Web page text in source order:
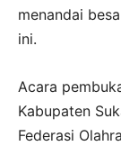
menandai
ini.
Acara
Kabupaten
Federasi